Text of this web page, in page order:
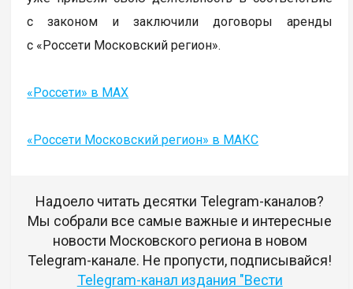
с законом и заключили договоры аренды
с «Россети Московский регион».
«Россети» в MAX
«Россети Московский регион» в МАКС
Надоело читать десятки Telegram-каналов?
Мы собрали все самые важные и интересные
новости Московского региона в новом
Telegram-канале. Не пропусти, подписывайся!
Telegram-канал издания "Вести